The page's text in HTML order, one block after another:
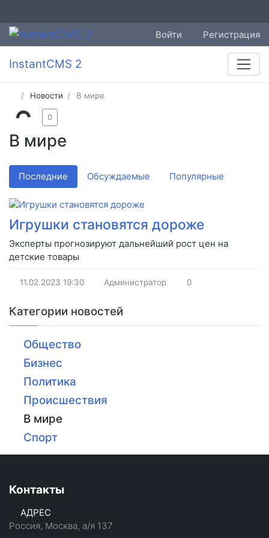
Войти Регистрация
InstantCMS 2
Новости В мире
В мире
0
Последние Обсуждаемые Популярные
Игрушки становятся дороже
Эксперты прогнозируют дальнейший рост цен на
детские товары
11.02.2023 19:30 Администратор 0
Категории новостей
Общество
Бизнес
Политика
Происшествия
В мире
Спорт
Контакты
АДРЕС
Россия, Москва, а/я 137